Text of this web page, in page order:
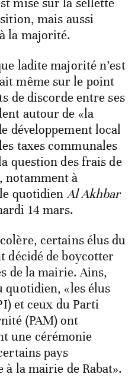
mais aussi
la majorité.
ladite majorité n’est
même sur le point
de discorde entre ses
autour de «la
développement local
taxes communales
question des frais de
notamment à
quotidienAl Akhbar
14 mars.
certains élus du
décidé de boycotter
de la mairie. Ains,
quotidien, «les élus
et ceux du Parti
(PAM) ont
une cérémonie
pays
à la mairie de Rabat».